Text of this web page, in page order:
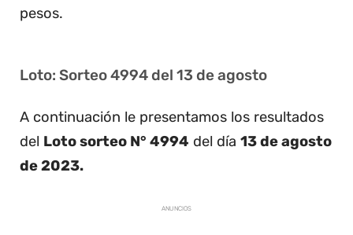
pesos.
Loto: Sorteo 4994 del 13 de agosto
A continuación le presentamos los resultados
del Loto sorteo N° 4994 del día 13 de agosto
de 2023.
ANUNCIOS